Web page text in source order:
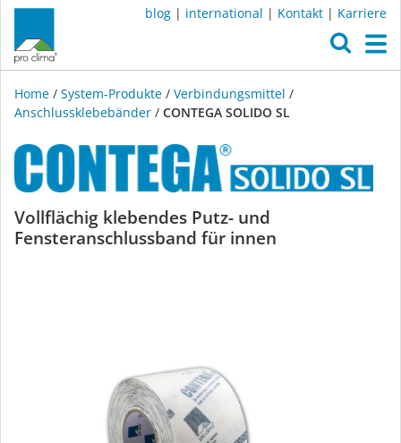
blog | international | Kontakt | Karriere
Home / System-Produkte / Verbindungsmittel /
Anschlussklebebänder / CONTEGA SOLIDO SL
CONTEGA
Vollflächig klebendes Putz- und
Fensteranschlussband für innen